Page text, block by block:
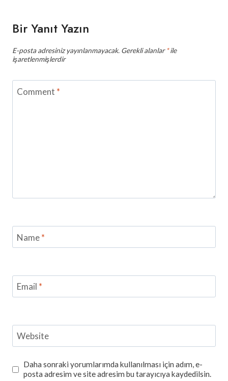
Bir Yanıt Yazın
E-posta adresiniz yayınlanmayacak. Gerekli alanlar*ile
işaretlenmişlerdir
Comment *
Name*
Email *
Website
Daha sonraki yorumlarımda kullanılması için adım, e-
posta adresim ve site adresim bu tarayıcıya kaydedilsin.